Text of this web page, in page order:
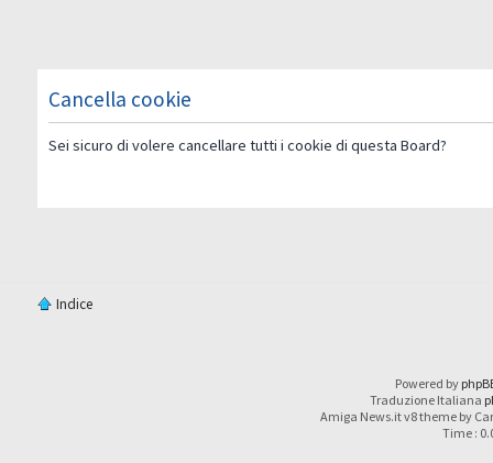
Cancella cookie
Sei sicuro di volere cancellare tutti i cookie di questa Board?
Indice
Powered by
Traduzione Italiana
Amiga News.it v8 theme by
Time :